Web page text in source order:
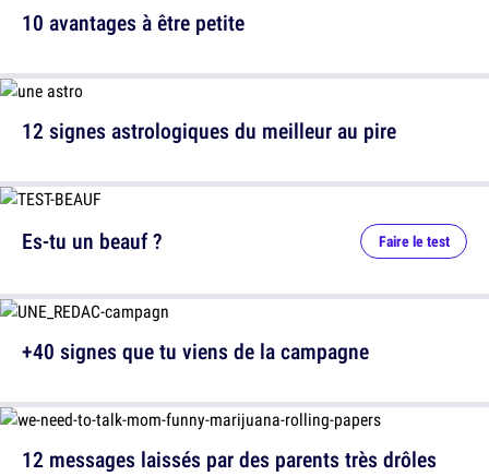
10 avantages à être petite
12 signes astrologiques du meilleur au pire
12 messages laissés par des parents très drôles
Es-tu un beauf ? Faire le test
+40 signes que tu viens de la campagne